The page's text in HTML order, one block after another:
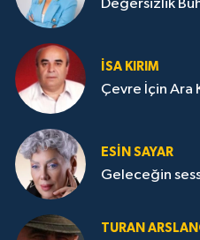
Değersizlik
İSA KIRIM
Çevre İçin Ara
ESIN SAYAR
Geleceğin
TURAN